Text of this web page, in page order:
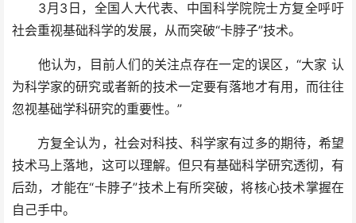
3月3日，全国人大代表、中国科学院院士方复全呼吁
社会重视基础科学的发展，从而突破“卡脖子”技术。
他认为，目前人们的关注点存在一定的误区，“大家 认
为科学家的研究或者新的技术一定要有落地才有用，而往往
忽视基础学科研究的重要性。”
方复全认为，社会对科技、科学家有过多的期待，希望
技术马上落地，这可以理解。但只有基础科学研究透彻，有
后劲，才能在“卡脖子”技术上有所突破，将核心技术掌握在
自己手中。